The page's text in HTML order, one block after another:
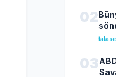
02
03